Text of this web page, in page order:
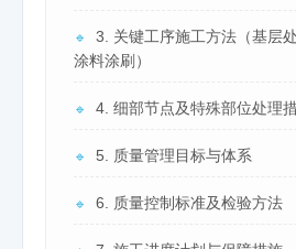
🔹
3. 关键工序施工方法（基层
涂料涂刷）
🔹 4. 细部节点及特殊部位处理
🔹 5. 质量管理目标与体系
🔹 6. 质量控制标准及检验方法